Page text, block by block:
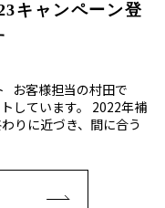
キャンペーン登
お客様担当の村田で
しています。 2022年補
りに近づき、間に合う